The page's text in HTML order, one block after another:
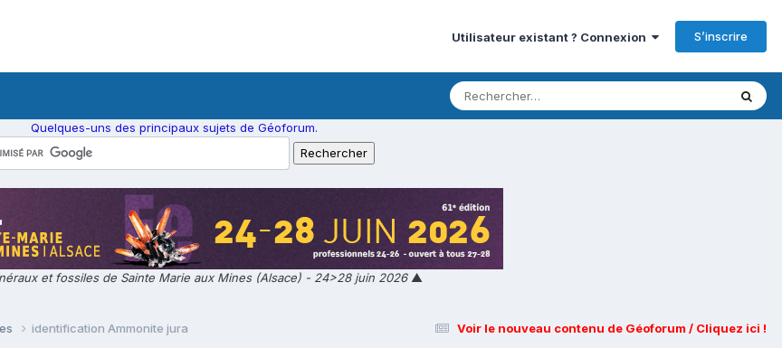
Utilisateur existant ? Connexion S’inscrire
Quelques-uns des principaux sujets de Géoforum.
et fossiles de Sainte Marie aux Mines (Alsace) - 24>28 juin 2026▲
Voir le nouveau contenu de Géoforum / Cliquez ici !
identification Ammonite jura